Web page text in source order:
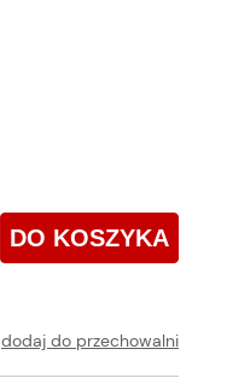
DO KOSZYKA
dodaj do przechowalni